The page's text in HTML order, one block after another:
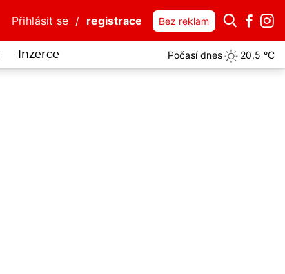
Přihlásit se / registrace Bez reklam
Inzerce Počasí dnes 20,5 °C